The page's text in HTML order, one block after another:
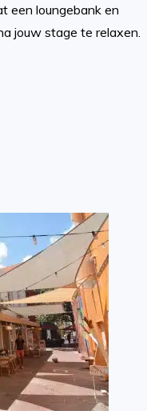
een loungebank en
jouw stage te relaxen.